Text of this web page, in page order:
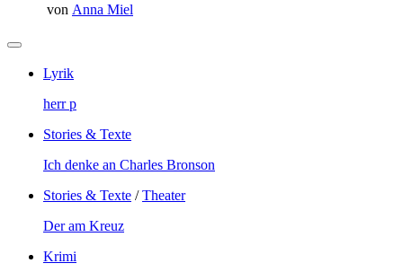
von Anna Miel
Lyrik
herr p
Stories & Texte
Ich denke an Charles Bronson
Stories & Texte /Theater
Der am Kreuz
Krimi